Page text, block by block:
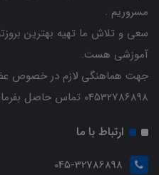
مسروریم .
سعی و تلاش ما تهیه بهترین
آموزشی هست.
جهت هماهنگی لازم در خصوص
04532786898 تماس حاصل بفرمایید.
ارتباط با ما
045-32786898